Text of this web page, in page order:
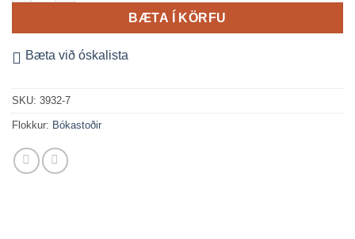
BÆTA Í KÖRFU
Bæta við óskalista
SKU: 3932-7
Flokkur: Bókastoðir